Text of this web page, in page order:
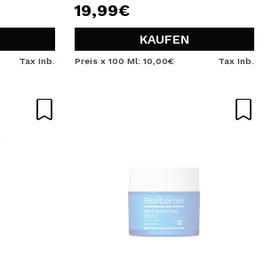
Tax Inb.
19,99€
KAUFEN
Preis x 100 Ml: 10,00€ Tax Inb.